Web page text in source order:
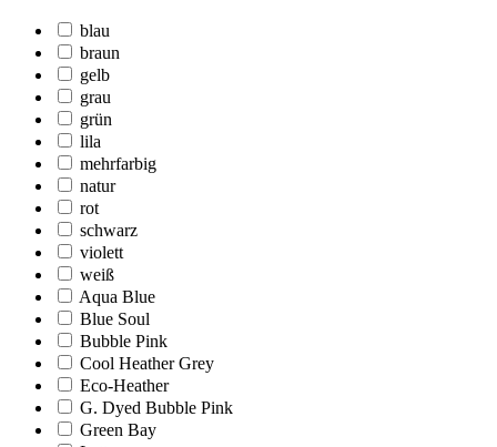
blau
braun
gelb
grau
grün
lila
mehrfarbig
natur
rot
schwarz
violett
weiß
Aqua Blue
Blue Soul
Bubble Pink
Cool Heather Grey
Eco-Heather
G. Dyed Bubble Pink
Green Bay